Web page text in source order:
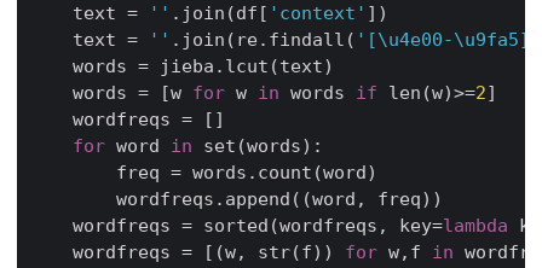
text = '' . join (df [ 'context' ])
text = '' . join ( re. findall ( '[\u4e00-\u9fa5
words = jieba . lcut (text)
words = [w for w in words if len (w)>=2]
wordfreqs =
[]
for word in set (words):
freq = words . count (word)
wordfreqs . append ((word , freq))
wordfreqs = sorted (wordfreqs , key=lambda k
wordfreqs = [(w, str(f)) for w, f in